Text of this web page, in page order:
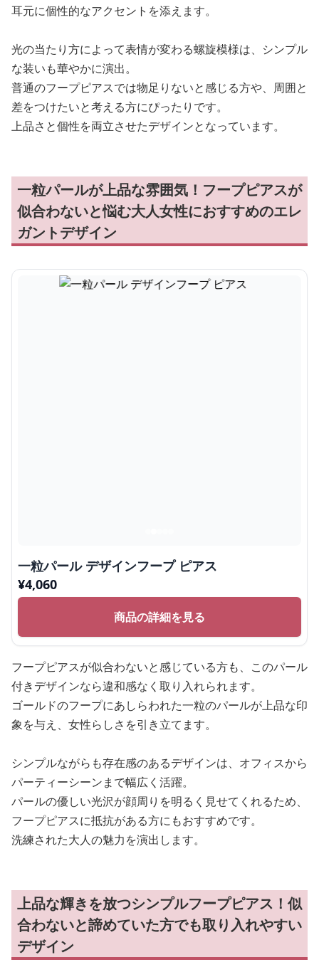
耳元に個性的なアクセントを添えます。
光の当たり方によって表情が変わる螺旋模様は、シンプル
な装いも華やかに演出。
普通のフープピアスでは物足りないと感じる方や、周囲と
差をつけたいと考える方にぴったりです。
上品さと個性を両立させたデザインとなっています。
一粒パールが上品な雰囲気！フープピアスが
似合わないと悩む大人女性におすすめのエレ
ガントデザイン
一粒パール デザインフープ ピアス
¥4,060
商品の詳細を見る
フープピアスが似合わないと感じている方も、このパール
付きデザインなら違和感なく取り入れられます。
ゴールドのフープにあしらわれた一粒のパールが上品な印
象を与え、女性らしさを引き立てます。
シンプルながらも存在感のあるデザインは、オフィスから
パーティーシーンまで幅広く活躍。
パールの優しい光沢が顔周りを明るく見せてくれるため、
フープピアスに抵抗がある方にもおすすめです。
洗練された大人の魅力を演出します。
上品な輝きを放つシンプルフープピアス！似
合わないと諦めていた方でも取り入れやすい
デザイン